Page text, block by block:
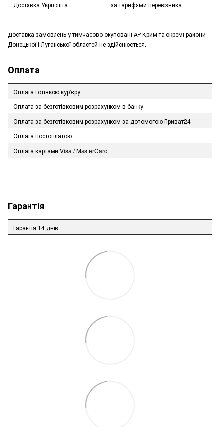
Доставка Укрпошта
за тарифами перевізника
Доставка замовлень у тимчасово окуповані АР Крим та окремі райони
Донецької і Луганської областей не здійснюється.
Оплата
Оплата готівкою кур'єру
Оплата за безготівковим розрахунком в банку
Оплата за безготівковим розрахунком за допомогою Приват24
Оплата постоплатою
Оплата картами Visa / MasterCard
Гарантія
Гарантія 14 днів